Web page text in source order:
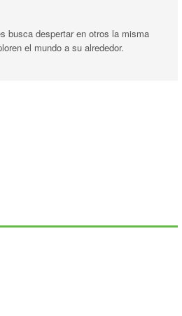
busca despertar en otros la misma
el mundo a su alrededor.